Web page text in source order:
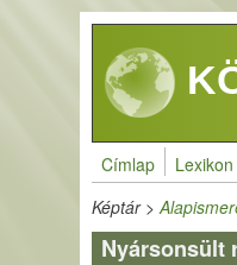
Ugrás a tartalomra
Címlap Lexikon
Képtár>
Nyársonsült